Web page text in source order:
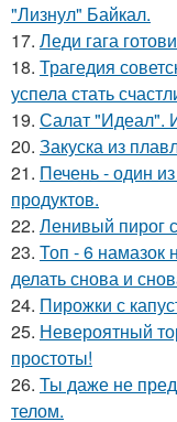
"Лизнул" Байкал.
17. Леди гага
18. Трагедия
успела стать
19. Салат "Идеал".
20. Закуска из
21. Печень - один
продуктов.
22. Ленивый пирог
23. Топ - 6 намазок
делать снова и
24. Пирожки с
25. Невероятный
простоты!
26. Ты даже не
телом.